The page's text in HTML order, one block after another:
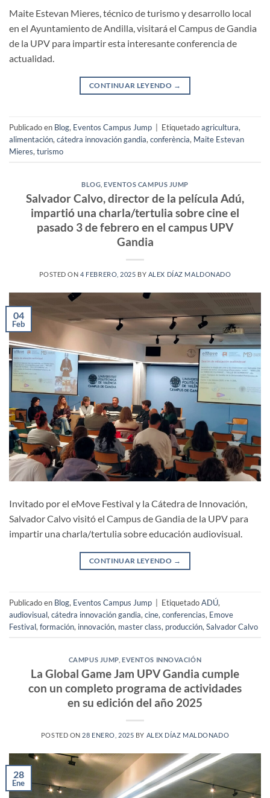
Maite Estevan Mieres, técnico de turismo y desarrollo local
en el Ayuntamiento de Andilla, visitará el Campus de Gandia
de la UPV para impartir esta interesante conferencia de
actualidad.
CONTINUAR LEYENDO →
Publicado en Blog, Eventos Campus Jump | Etiquetadoagricultura,
alimentación, cátedra innovación gandia, conferència, Maite Estevan
Mieres, turismo
BLOG ,EVENTOS CAMPUS JUMP
Salvador Calvo, director de la película Adú,
impartió una charla/tertulia sobre cine el
pasado 3 de febrero en el campus UPV
Gandia
POSTED ON4 FEBRERO, 2025 BY ALEX DÍAZ MALDONADO
04
Feb
Invitado por el eMove Festival y la Cátedra de Innovación,
Salvador Calvo visitó el Campus de Gandia de la UPV para
impartir una charla/tertulia sobre educación audiovisual.
CONTINUAR LEYENDO →
Publicado en Blog, Eventos Campus Jump EtiquetadoADÚ,
audiovisual, cátedra innovación gandia, cine, conferencias, Emove
Festival, formación, innovación, master class, producción, Salvador Calvo
CAMPUS JUMP,EVENTOS INNOVACIÓN
La Global Game Jam UPV Gandia cumple
con un completo programa de actividades
en su edición del año 2025
POSTED ON 28 ENERO, 2025 BY ALEX DÍAZ MALDONADO
28
Ene